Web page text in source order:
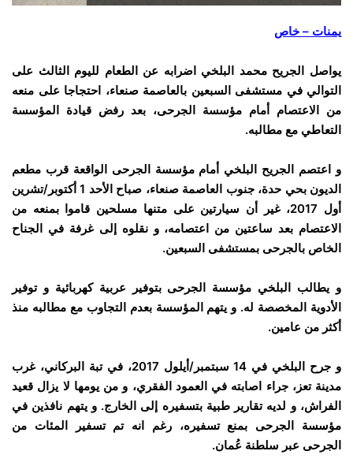
يمنات – خاص
يواصل الجريح محمد البلخي اضرابه عن الطعام لليوم الثالث على
التوالي في مستشفى السبعين بالعاصمة صنعاء، احتجاجا على منعه
من الاعتصام أمام مؤسسة الجرحى، بعد رفض قيادة المؤسسة
التعاطي مع مطالبه.
و اعتصم الجريح البلخي أمام مؤسسة الجرحى الواقعة قرب مطعم
الديون بحي حدة، جنوب العاصمة صنعاء، صباح الأحد 1 أكتوبر/تشرين
أول 2017، غير أن سيارتين على متنها مسلحين قاموا بمنعه من
الاعتصام بعد ساعتين من اعتصامه، و نقلوه إلى غرفة في الجناح
الخاص بالجرحى بمستشفى السبعين.
و يطالب البلخي مؤسسة الجرحى بتوفير عربية كهربائية و توفير
الأدوية المخصصة له. و يتهم المؤسسة بعدم التجاوب مع مطالبه منذ
أكثر من عامين.
و جرح البلخي في 14 سبتمبر/أيلول 2017، في تبة البركاني، غرب
مدينة تعز، جراء اصابته في العمود الفقري، و من يومها لا يزال قعيد
الفراش، و لديه تقارير طبية بتسفيره إلى الخارج. و يتهم نافذين في
مؤسسة الجرحى بمنع تسفيره، رغم انه تم تسفير المئات من
الجرحى عبر سلطنة عُمان.